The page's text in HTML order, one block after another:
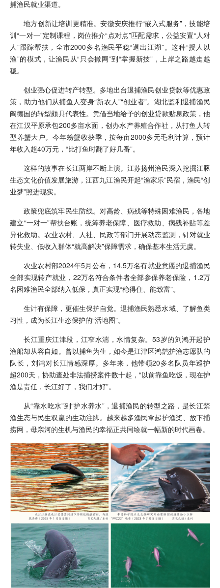
捕渔民就业渠道。
地方创新让培训更精准。安徽安庆推行“嵌入式服务”，技能培
训“一对一”定制课程，岗位推介“点对点”匹配需求，公益安置“人对
人”跟踪帮扶，全市2000多名渔民平稳“退出江湖”。这种“授人以
渔”的模式，让渔民从“只会撒网”到“掌握新技”，上岸之路越走越
稳。
创业强心促进转产转型。多地出台退捕渔民创业贷款等优惠政
策，助力他们从捕鱼人变身“新农人”“创业者”。湖北监利退捕渔民
阎德国的转型颇具代表性。凭借当地给予的创业贷款贴息政策，他
在江汉平原承包200多亩水面，创办水产养殖合作社，从打鱼人转
型养蟹大户。今年螃蟹收获季，按每亩2000多元毛利计算，预计
年收入超40万元，“比打鱼时翻了好几番”。
这样的故事在长江两岸不断上演。江苏扬州渔民深入挖掘江豚
生态文化价值发展旅游，江西九江渔民开起“渔家乐”民宿，渔民“创
业梦”照进现实。
政策兜底筑牢民生防线。对高龄、病残等特殊困难渔民，各地
建立“一对一”帮扶台账，统筹养老保障、医疗救助、病残补贴等差
异化救助。农业农村、人社、民政等部门开展动态监测，针对就业
转失业、低收入群体“就高解决”保障需求，确保基本生活无虞。
农业农村部2024年5月公布，14.5万名有就业意愿的退捕渔民
全部实现转产就业，22万名符合条件者全部参保养老保险，1.2万
名困难渔民全部纳入低保，真正实现“稳得住、能致富”。
生计有保障，更催生保护自觉。退捕渔民熟悉水域、了解鱼类
习性，成为长江生态保护的“活地图”。
长江重庆江津段，江窄水湍，水情复杂。53岁的刘鸿开起护
渔船却从容自如。曾以捕鱼为生，如今是江津区鸿鹄护渔志愿队的
队长，刘鸿对长江情感深厚。多年来，他带领20多名队员年巡护
超200天，协助查处非法捕捞案件数十起，“以前靠鱼吃饭，现在护
渔是责任，长江好了，我们才好”。
从“靠水吃水”到“护水养水”，退捕渔民的转型之路，是长江禁
渔生态与民生双赢的生动注脚。越来越多渔民拿起护渔桨、放下捕
捞网，母亲河的生机与渔民的幸福正共同绘就一幅新的时代画卷。